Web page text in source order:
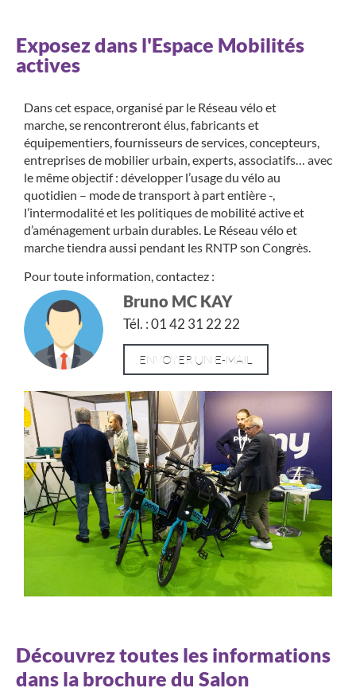
Exposez dans l'Espace Mobilités
actives
Dans cet espace, organisé par le Réseau vélo et
marche, se rencontreront élus, fabricants et
équipementiers, fournisseurs de services, concepteurs,
entreprises de mobilier urbain, experts, associatifs… avec
le même objectif : développer l’usage du vélo au
quotidien – mode de transport à part entière -,
l’intermodalité et les politiques de mobilité active et
d’aménagement urbain durables. Le Réseau vélo et
marche tiendra aussi pendant les RNTP son Congrès.
Pour toute information, contactez :
Bruno MC KAY
Tél. : 01 42 31 22 22
ENVOYER UN E-MAIL
Découvrez toutes les informations
dans la brochure du Salon